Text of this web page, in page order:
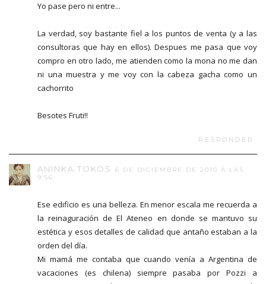
Yo pase pero ni entre...
La verdad, soy bastante fiel a los puntos de venta (y a las
consultoras que hay en ellos). Despues me pasa que voy
compro en otro lado, me atienden como la mona no me dan
ni una muestra y me voy con la cabeza gacha como un
cachorrito
Besotes Fruti!!
RESPONDER
ANINKA TOKOS
6 DE DICIEMBRE DE 2010 A LAS
9:56
Ese edificio es una belleza. En menor escala me recuerda a
la reinaguración de El Ateneo en donde se mantuvo su
estética y esos detalles de calidad que antaño estaban a la
orden del día.
Mi mamá me contaba que cuando venía a Argentina de
vacaciones (es chilena) siempre pasaba por Pozzi a